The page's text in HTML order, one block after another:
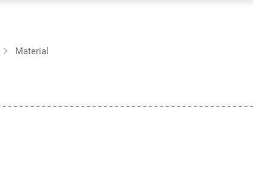
Material